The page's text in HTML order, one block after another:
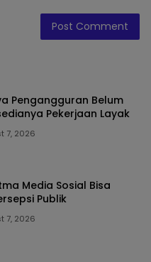
Pengangguran Belum
Pekerjaan Layak
7, 2026
Media Sosial Bisa
Publik
7, 2026